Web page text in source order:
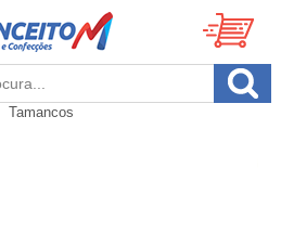
Tamancos